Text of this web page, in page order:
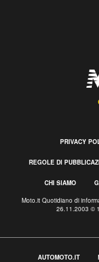
PRIVACY
REGOLE DI
CHI SIAMO
Moto.it Quotidiano di
26.11.2003 ©
AUTOMOTO.IT